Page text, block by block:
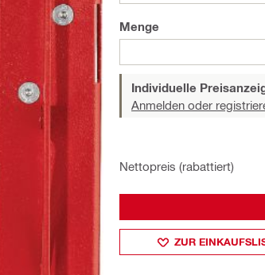
Menge
Individuelle
Anmelden oder
Nettopreis (rabattiert)
ZUR